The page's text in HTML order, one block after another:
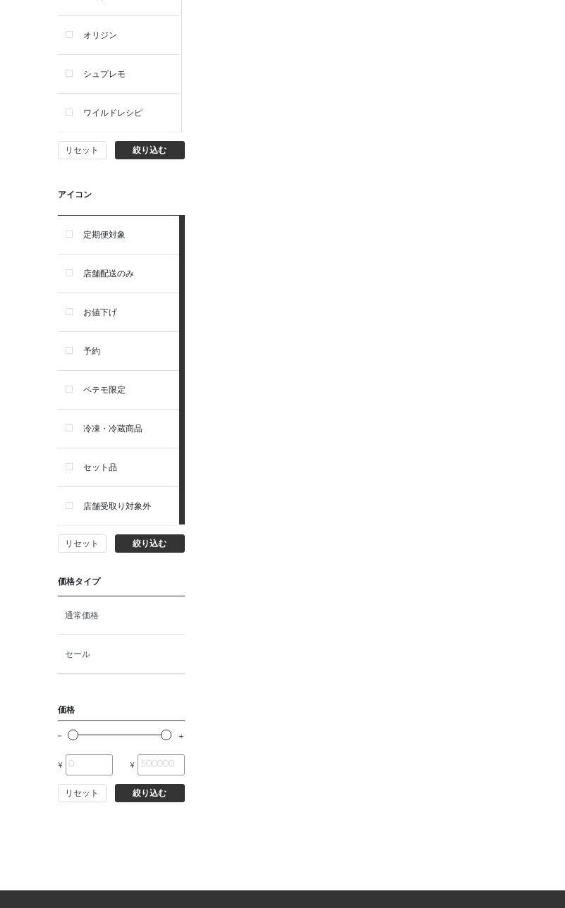
犬ウェットフード
犬おやつ
犬サプリ・ミルク・栄養補給
品
首輪・ハーネス(胴輪)・リー
猫ドライフード
猫ウェットフード
その他ペット用品
小動物・鳥フード
オリジン
シュプレモ
ワイルドレシピ
ナチュラルチョイス
ウェルネス
アーテミス
セレクトバランス
リガロ
ソルビダ
フィジカライフ
リセット 絞り込む
アイコン
定期便対象
店舗配送のみ
お値下げ
予約
ペテモ限定
冷凍・冷蔵商品
セット品
店舗受取り対象外
リセット 絞り込む
価格タイプ
通常価格
セール
価格
¥ ¥
リセット 絞り込む